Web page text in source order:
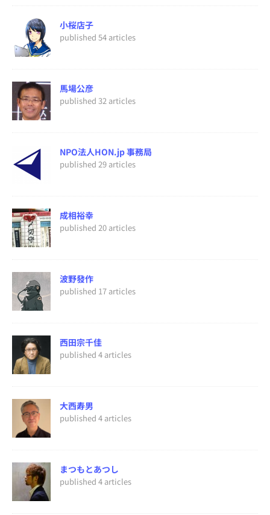
小桜店子
published 54 articles
馬場公彦
published 32 articles
NPO法人HON.jp 事務局
published 29 articles
成相裕幸
published 20 articles
波野發作
published 17 articles
西田宗千佳
published 4 articles
大西寿男
published 4 articles
まつもとあつし
published 4 articles